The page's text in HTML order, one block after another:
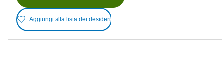
Aggiungi alla lista dei desideri